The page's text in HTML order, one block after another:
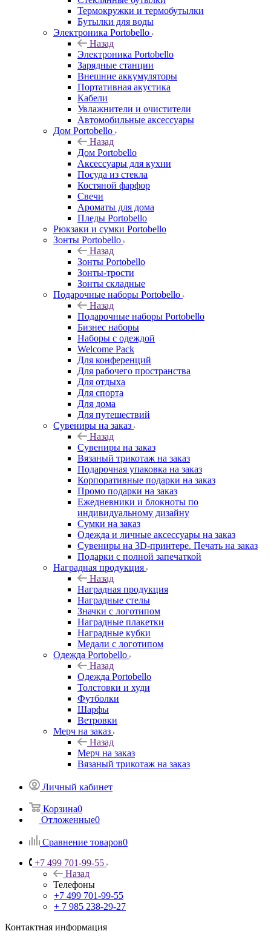
Термокружки и термобутылки
Бутылки для воды
Электроника Portobello
Назад
Электроника Portobello
Зарядные станции
Внешние аккумуляторы
Портативная акустика
Кабели
Увлажнители и очистители
Автомобильные аксессуары
Дом Portobello
Назад
Дом Portobello
Аксессуары для кухни
Посуда из стекла
Костяной фарфор
Свечи
Ароматы для дома
Пледы Portobello
Рюкзаки и сумки Portobello
Зонты Portobello
Назад
Зонты Portobello
Зонты-трости
Зонты складные
Подарочные наборы Portobello
Назад
Подарочные наборы Portobello
Бизнес наборы
Наборы с одеждой
Welcome Pack
Для конференций
Для рабочего пространства
Для отдыха
Для спорта
Для дома
Для путешествий
Сувениры на заказ
Назад
Сувениры на заказ
Вязаный трикотаж на заказ
Подарочная упаковка на заказ
Корпоративные подарки на заказ
Промо подарки на заказ
Ежедневники и блокноты по
индивидуальному дизайну
Сумки на заказ
Одежда и личные аксессуары на заказ
Сувениры на 3D-принтере. Печать на заказ
Подарки с полной запечаткой
Наградная продукция
Назад
Наградная продукция
Наградные стелы
Значки с логотипом
Наградные плакетки
Наградные кубки
Медали с логотипом
Одежда Portobello
Назад
Одежда Portobello
Толстовки и худи
Футболки
Шарфы
Ветровки
Мерч на заказ
Назад
Мерч на заказ
Вязаный трикотаж на заказ
Личный кабинет
Корзина0
Отложенные0
Сравнение товаров0
+7 499 701-99-55
Назад
Телефоны
+7 499 701-99-55
+ 7 985 238-29-27
Контактная информация